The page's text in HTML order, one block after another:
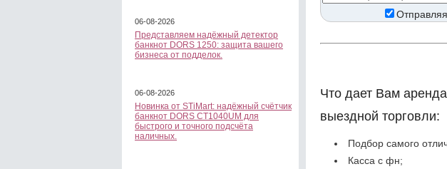
06-08-2026
Представляем надёжный детектор
банкнот DORS 1250: защита вашего
бизнеса от подделок.
06-08-2026
Новинка от STiMart: надёжный счётчик
банкнот DORS CT1040UM для
быстрого и точного подсчёта
наличных.
Что дает Вам
выездной торговли:
Подбор самого
Касса с фн;